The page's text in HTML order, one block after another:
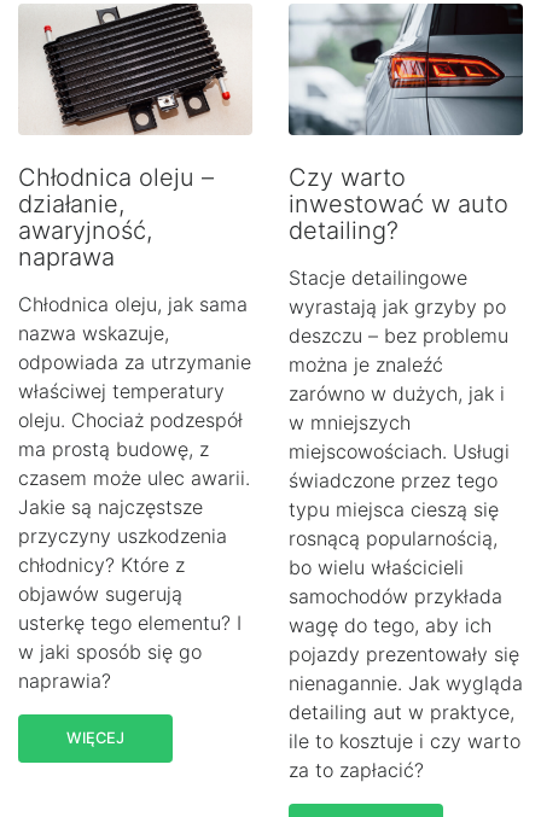
Chłodnica oleju –
działanie,
awaryjność,
naprawa
Chłodnica oleju, jak sama
nazwa wskazuje,
odpowiada za utrzymanie
właściwej temperatury
oleju. Chociaż podzespół
ma prostą budowę, z
czasem może ulec awarii.
Jakie są najczęstsze
przyczyny uszkodzenia
chłodnicy? Które z
objawów sugerują
usterkę tego elementu? I
w jaki sposób się go
naprawia?
WIĘCEJ
Czy warto
inwestować w auto
detailing?
Stacje detailingowe
wyrastają jak grzyby po
deszczu – bez problemu
można je znaleźć
zarówno w dużych, jak i
w mniejszych
miejscowościach. Usługi
świadczone przez tego
typu miejsca cieszą się
rosnącą popularnością,
bo wielu właścicieli
samochodów przykłada
wagę do tego, aby ich
pojazdy prezentowały się
nienagannie. Jak wygląda
detailing aut w praktyce,
ile to kosztuje i czy warto
za to zapłacić?